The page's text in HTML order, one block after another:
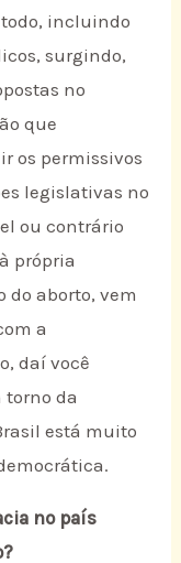
incluindo
surgindo,
no
que
os permissivos
legislativas no
ou contrário
própria
aborto, vem
a
daí você
torno da
está muito
no país